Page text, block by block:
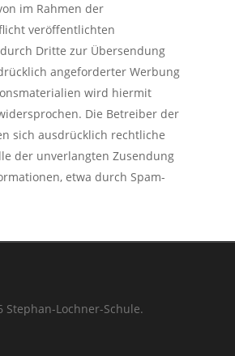
im Rahmen der
veröffentlichten
Dritte zur Übersendung
angeforderter Werbung
wird hiermit
Die Betreiber der
sich ausdrücklich rechtliche
der unverlangten Zusendung
etwa durch Spam-
Stephan-Lochner-Schule.